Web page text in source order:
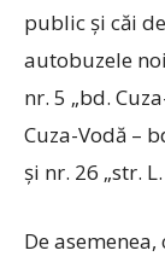
public și căi
autobuzele
nr. 5 „bd.
Cuza-Vodă –
și nr. 26 „str.
De